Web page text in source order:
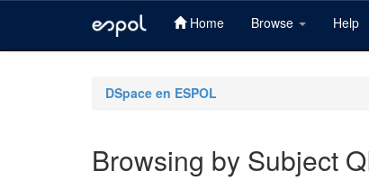
Home Browse Help
DSpace en ESPOL
Browsing by Subject